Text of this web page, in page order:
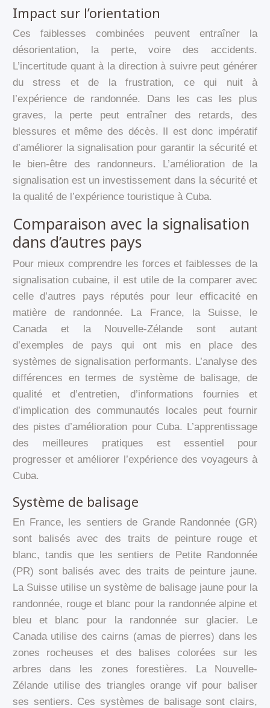
Impact sur l’orientation
Ces faiblesses combinées peuvent entraîner la
désorientation, la perte, voire des accidents.
L’incertitude quant à la direction à suivre peut générer
du stress et de la frustration, ce qui nuit à
l’expérience de randonnée. Dans les cas les plus
graves, la perte peut entraîner des retards, des
blessures et même des décès. Il est donc impératif
d’améliorer la signalisation pour garantir la sécurité et
le bien-être des randonneurs. L’amélioration de la
signalisation est un investissement dans la sécurité et
la qualité de l’expérience touristique à Cuba.
Comparaison avec la signalisation
dans d’autres pays
Pour mieux comprendre les forces et faiblesses de la
signalisation cubaine, il est utile de la comparer avec
celle d’autres pays réputés pour leur efficacité en
matière de randonnée. La France, la Suisse, le
Canada et la Nouvelle-Zélande sont autant
d’exemples de pays qui ont mis en place des
systèmes de signalisation performants. L’analyse des
différences en termes de système de balisage, de
qualité et d’entretien, d’informations fournies et
d’implication des communautés locales peut fournir
des pistes d’amélioration pour Cuba. L’apprentissage
des meilleures pratiques est essentiel pour
progresser et améliorer l’expérience des voyageurs à
Cuba.
Système de balisage
En France, les sentiers de Grande Randonnée (GR)
sont balisés avec des traits de peinture rouge et
blanc, tandis que les sentiers de Petite Randonnée
(PR) sont balisés avec des traits de peinture jaune.
La Suisse utilise un système de balisage jaune pour la
randonnée, rouge et blanc pour la randonnée alpine et
bleu et blanc pour la randonnée sur glacier. Le
Canada utilise des cairns (amas de pierres) dans les
zones rocheuses et des balises colorées sur les
arbres dans les zones forestières. La Nouvelle-
Zélande utilise des triangles orange vif pour baliser
ses sentiers. Ces systèmes de balisage sont clairs,